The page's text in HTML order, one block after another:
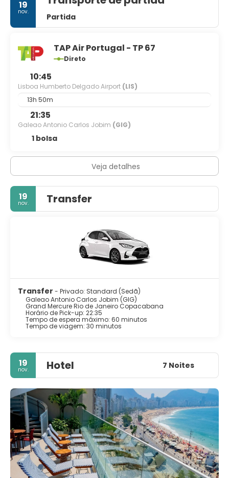
19
nov.
Partida
TAP Air Portugal - TP 67
Direto
10:45
Lisboa Humberto Delgado Airport (LIS)
13h 50m
21:35
Galeao Antonio Carlos Jobim (GIG)
1 bolsa
Veja detalhes
19
nov. Transfer
Transfer - Privado: Standard (Sedã)
Galeao Antonio Carlos Jobim (GIG)
Grand Mercure Rio de Janeiro Copacabana
Horário de Pick-up: 22:35
Tempo de espera máximo: 60 minutos
Tempo de viagem: 30 minutos
19
nov. Hotel 7 Noites